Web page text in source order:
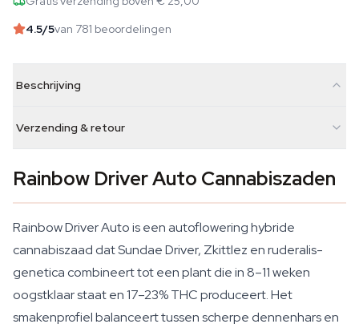
4.5/5van 781 beoordelingen
Beschrijving
Verzending & retour
Rainbow Driver Auto Cannabiszaden
Rainbow Driver Auto is een autoflowering hybride
cannabiszaad dat Sundae Driver, Zkittlez en ruderalis-
genetica combineert tot een plant die in 8–11 weken
oogstklaar staat en 17–23% THC produceert. Het
smakenprofiel balanceert tussen scherpe dennenhars en